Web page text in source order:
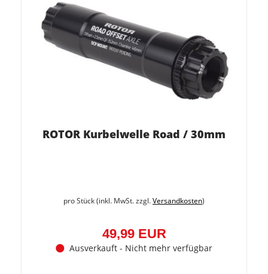
ROTOR Kurbelwelle Road / 30mm
pro Stück (inkl. MwSt. zzgl.Versandkosten)
49,99 EUR
Ausverkauft - Nicht mehr verfügbar